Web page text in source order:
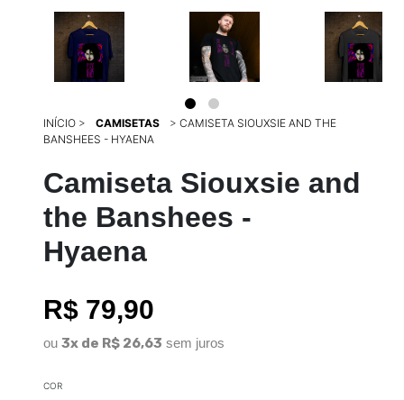
INÍCIO > CAMISETAS > CAMISETA SIOUXSIE AND THE
BANSHEES - HYAENA
Camiseta Siouxsie and
the Banshees -
Hyaena
R$ 79,90
ou 3x de R$ 26,63 sem juros
COR